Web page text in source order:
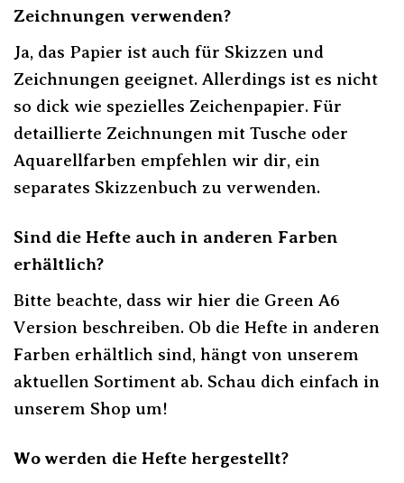
Zeichnungen verwenden?
Ja, das Papier ist auch für Skizzen und
Zeichnungen geeignet. Allerdings ist es nicht
so dick wie spezielles Zeichenpapier. Für
detaillierte Zeichnungen mit Tusche oder
Aquarellfarben empfehlen wir dir, ein
separates Skizzenbuch zu verwenden.
Sind die Hefte auch in anderen Farben
erhältlich?
Bitte beachte, dass wir hier die Green A6
Version beschreiben. Ob die Hefte in anderen
Farben erhältlich sind, hängt von unserem
aktuellen Sortiment ab. Schau dich einfach in
unserem Shop um!
Wo werden die Hefte hergestellt?